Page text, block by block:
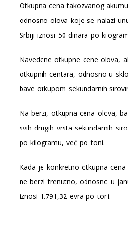
Otkupna cena takozvanog
odnosno olova koje se nalazi
Srbiji iznosi 50 dinara po
Navedene otkupne cene olova,
otkupnih centara, odnosno u
bave otkupom sekundarnih
Na berzi, otkupna cena olova,
svih drugih vrsta sekundarnih
po kilogramu, već po toni.
Kada je konkretno otkupna
ne berzi trenutno, odnosno u
iznosi 1.791,32 evra po toni.